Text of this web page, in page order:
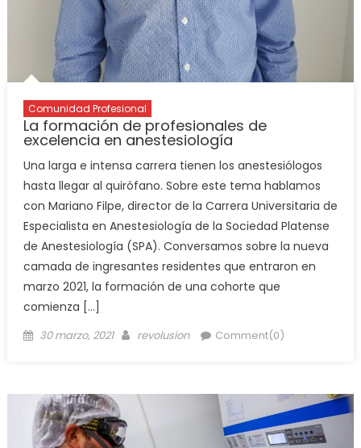
Comunidad Profesional
La formación de profesionales de
excelencia en anestesiología
Una larga e intensa carrera tienen los anestesiólogos
hasta llegar al quirófano. Sobre este tema hablamos
con Mariano Filpe, director de la Carrera Universitaria de
Especialista en Anestesiología de la Sociedad Platense
de Anestesiología (SPA). Conversamos sobre la nueva
camada de ingresantes residentes que entraron en
marzo 2021, la formación de una cohorte que
comienza […]
30 marzo, 2021 revolusion Comment(0)